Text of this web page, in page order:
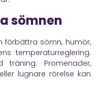
sömnen
förbättra sömn, humör,
temperaturreglering.
Promenader,
lugnare rörelse kan